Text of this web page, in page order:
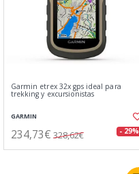
Garmin etrex 32x gps ideal para
trekking y excursionistas
GARMIN
234,73€ 328,62€ - 29%